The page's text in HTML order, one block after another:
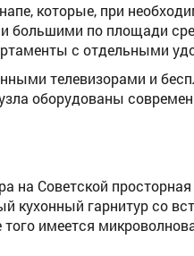
которые, при
большими по площади
с отдельными
телевизорами и
оборудованы
Советской
кухонный гарнитур со
имеется